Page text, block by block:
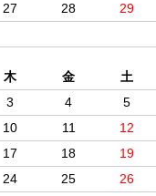
27 28
29
木 金
土
3 4
5
10 11
12
17 18
19
24 25
26